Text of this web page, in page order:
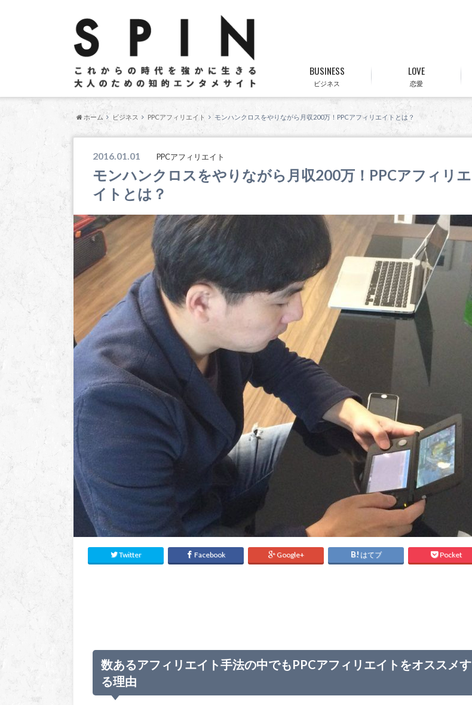
ビジネス
BUSINESS
恋愛
LOVE
ホーム ビジネス PPCアフィリエイト モンハンクロスをやりながら月収200万！PPCアフィリエイトとは？
2016.01.01 PPCアフィリエイト
モンハンクロスをやりながら月収200万！PPCアフィリエ
イトとは？
Twitter Facebook Google+ はてブ Pocket
数あるアフィリエイト手法の中でもPPCアフィリエイトをオススメす
る理由